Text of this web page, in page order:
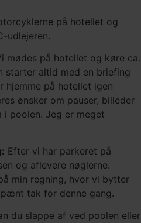
på hotellet og
udlejeren.
mødes på hotellet og køre ca.
starter altid med en briefing
hjemme på hotellet igen
ønsker om pauser, billeder
i poolen. Jeg er meget
Efter vi har parkeret på
og aflevere nøglerne.
min regning, hvor vi bytter
tak for denne gang.
du slappe af ved poolen eller